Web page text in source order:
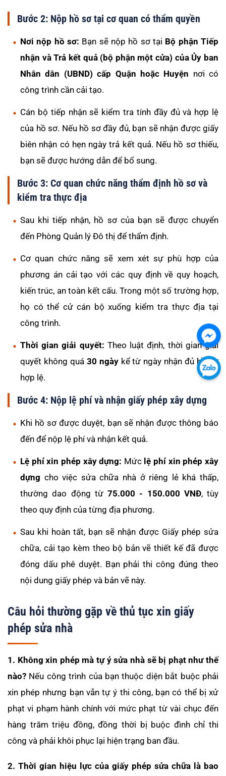
Bước 2: Nộp hồ sơ tại cơ quan có thẩm quyền
Nơi nộp hồ sơ: Bạn sẽ nộp hồ sơ tại Bộ phận Tiếp
nhận và Trả kết quả (bộ phận một cửa) của Ủy ban
Nhân dân (UBND) cấp Quận hoặc Huyện nơi có
công trình cần cải tạo.
Cán bộ tiếp nhận sẽ kiểm tra tính đầy đủ và hợp lệ
của hồ sơ. Nếu hồ sơ đầy đủ, bạn sẽ nhận được giấy
biên nhận có hẹn ngày trả kết quả. Nếu hồ sơ thiếu,
bạn sẽ được hướng dẫn để bổ sung.
Bước 3: Cơ quan chức năng thẩm định hồ sơ và
kiểm tra thực địa
Sau khi tiếp nhận, hồ sơ của bạn sẽ được chuyển
đến Phòng Quản lý Đô thị để thẩm định.
Cơ quan chức năng sẽ xem xét sự phù hợp của
phương án cải tạo với các quy định về quy hoạch,
kiến trúc, an toàn kết cấu. Trong một số trường hợp,
họ có thể cử cán bộ xuống kiểm tra thực địa tại
công trình.
Thời gian giải quyết: Theo luật định, thời gian giải
quyết không quá 30 ngàykể từ ngày nhận đủ hồ sơ
hợp lệ.
Bước 4: Nộp lệ phí và nhận giấy phép xây dựng
Khi hồ sơ được duyệt, bạn sẽ nhận được thông báo
đến để nộp lệ phí và nhận kết quả.
Lệ phí xin phép xây dựng: Mức lệ phí xin phép xây
dựng cho việc sửa chữa nhà ở riêng lẻ khá thấp,
thường dao động từ 75.000 - 150.000 VNĐ, tùy
theo quy định của từng địa phương.
Sau khi hoàn tất, bạn sẽ nhận được Giấy phép sửa
chữa, cải tạo kèm theo bộ bản vẽ thiết kế đã được
đóng dấu phê duyệt. Bạn phải thi công đúng theo
nội dung giấy phép và bản vẽ này.
Câu hỏi thường gặp về thủ tục xin giấy
phép sửa nhà
1. Không xin phép mà tự ý sửa nhà sẽ bị phạt như thế
nào? Nếu công trình của bạn thuộc diện bắt buộc phải
xin phép nhưng bạn vẫn tự ý thi công, bạn có thể bị xử
phạt vi phạm hành chính với mức phạt từ vài chục đến
hàng trăm triệu đồng, đồng thời bị buộc đình chỉ thi
công và phải khôi phục lại hiện trạng ban đầu.
2. Thời gian hiệu lực của giấy phép sửa chữa là bao
Chát
với
tôi
Chát